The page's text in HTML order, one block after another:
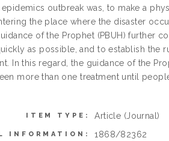
epidemics outbreak was, to make a
the place where the disaster
of the Prophet (PBUH) further
as possible, and to establish the
In this regard, the guidance of the
more than one treatment until
ITEM TYPE: Article (Journal)
INFORMATION: 1868/82362